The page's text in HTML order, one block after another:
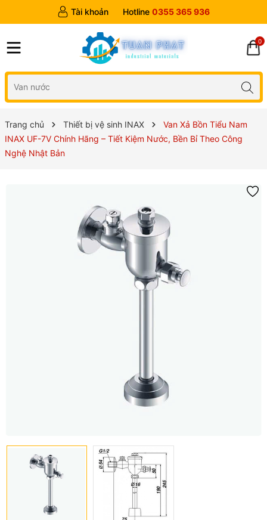
Tài khoản Hotline 0355 365 936
0
Trang chủ Thiết bị vệ sinh INAX
Van Xả Bồn Tiểu Nam
INAX UF-7V Chính Hãng – Tiết Kiệm Nước, Bền Bỉ Theo Công
Nghệ Nhật Bản